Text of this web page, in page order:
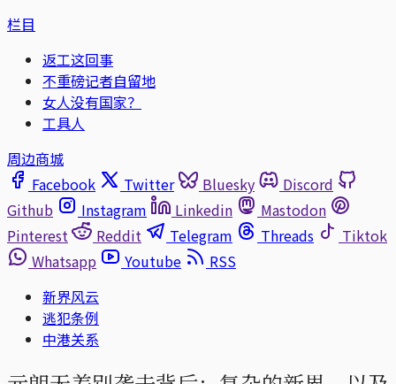
栏目
返工这回事
不重磅记者自留地
女人没有国家？
工具人
周边商城
Facebook
Twitter Bluesky
Discord
Github
Instagram Linkedin
Mastodon
Pinterest
Reddit Telegram Threads
Tiktok
Whatsapp
Youtube
RSS
新界风云
逃犯条例
中港关系